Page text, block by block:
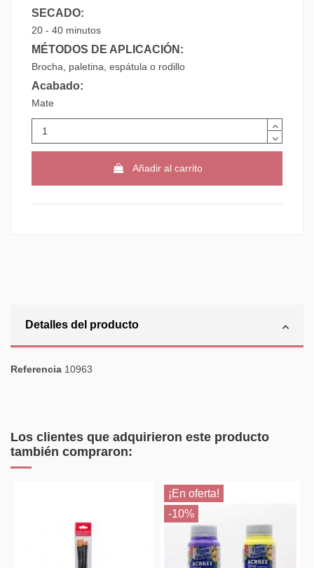
SECADO:
20 - 40 minutos
MÉTODOS DE APLICACIÓN:
Brocha, paletina, espátula o rodillo
Acabado:
Mate
Añadir al carrito
Detalles del producto
Referencia 10963
Los clientes que adquirieron este producto
también compraron:
¡En oferta!
-10%